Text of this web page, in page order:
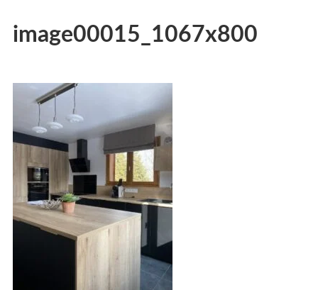
image00015_1067x800